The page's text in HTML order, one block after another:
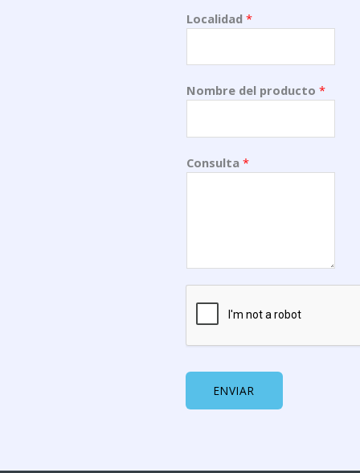
Localidad*
Nombre del producto*
Consulta*
ENVIAR